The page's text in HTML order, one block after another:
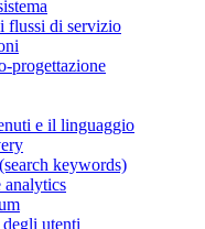
flussi di servizio
progettazione
e il linguaggio
keywords)
analytics
utenti